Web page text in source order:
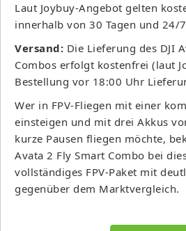
Laut Joybuy-Angebot gelten
innerhalb von 30 Tagen und 24/
Versand: Die Lieferung des DJI
Combos erfolgt kostenfrei (laut
Bestellung vor 18:00 Uhr
Wer in FPV-Fliegen mit einer
einsteigen und mit drei Akkus
kurze Pausen fliegen möchte,
Avata 2 Fly Smart Combo bei
vollständiges FPV-Paket mit
gegenüber dem Marktvergleich.